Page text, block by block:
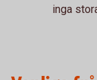
inga